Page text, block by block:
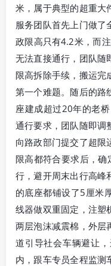
米，属于典型的超重大
服务团队首先上门做
政限高只有4.2米，而
无法直接通行，团队随
限高拆除手续，搬运完
第一个难题。随后的路
座建成超过20年的老
通行要求，团队随即调
向路政部门提交了超限
限高都符合要求后，
行，避开周末出行高峰
的底座都铺设了5厘米
线器做双重固定，注塑
两层泡沫减震棉，外层
道引导社会车辆避让
内，跟车专员全程监测